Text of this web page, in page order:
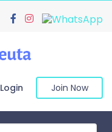
Login Join Now